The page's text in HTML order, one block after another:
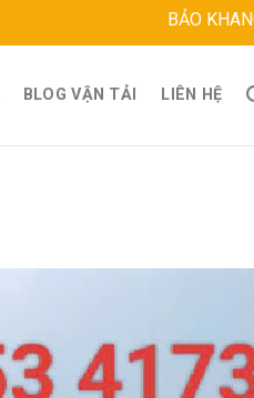
BẢO KHANG LOGISTICS
BLOG VẬN TẢI LIÊN HỆ